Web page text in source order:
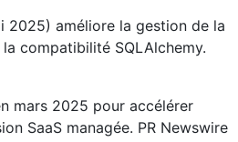
2025) améliore la gestion de la
la compatibilité SQLAlchemy.
mars 2025 pour accélérer
SaaS managée. PR Newswire